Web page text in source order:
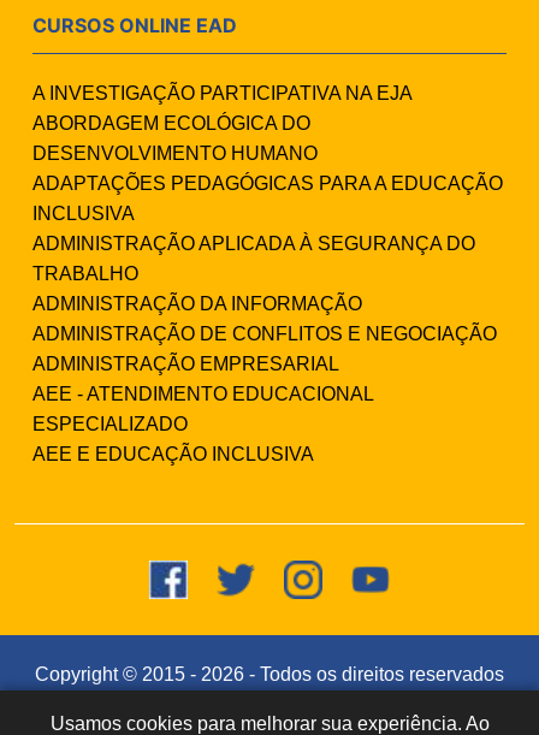
CURSOS ONLINE EAD
A INVESTIGAÇÃO PARTICIPATIVA NA EJA
ABORDAGEM ECOLÓGICA DO
DESENVOLVIMENTO HUMANO
ADAPTAÇÕES PEDAGÓGICAS PARA A EDUCAÇÃO
INCLUSIVA
ADMINISTRAÇÃO APLICADA À SEGURANÇA DO
TRABALHO
ADMINISTRAÇÃO DA INFORMAÇÃO
ADMINISTRAÇÃO DE CONFLITOS E NEGOCIAÇÃO
ADMINISTRAÇÃO EMPRESARIAL
AEE - ATENDIMENTO EDUCACIONAL
ESPECIALIZADO
AEE E EDUCAÇÃO INCLUSIVA
Copyright © 2015 - 2026 - Todos os direitos reservados
! Dúvidas? Fale
Usamos cookies para melhorar sua experiência. Ao